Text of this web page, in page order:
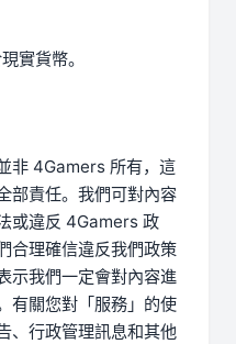
實貨幣。
非 4Gamers 所有，這
部責任。我們可對內容
或違反 4Gamers 政
合理確信違反我們政策
示我們一定會對內容進
有關您對「服務」的使
、行政管理訊息和其他